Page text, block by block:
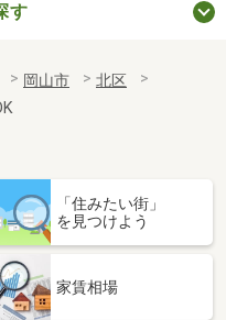
す
岡山市
北区
「住みたい街」
を見つけよう
家賃相場